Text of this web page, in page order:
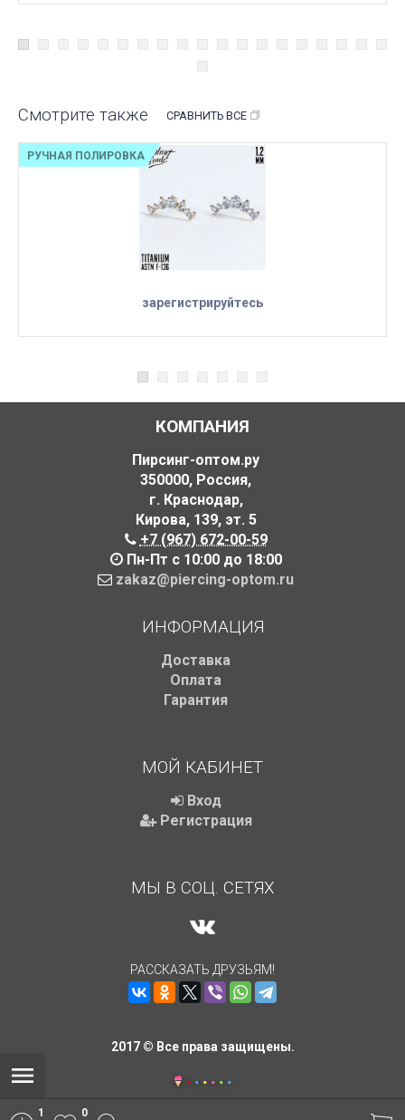
Смотрите также СРАВНИТЬ ВСЕ
зарегистрируйтесь
РУЧНАЯ ПОЛИРОВКА
КОМПАНИЯ
Пирсинг-оптом.ру
350000, Россия,
г. Краснодар,
Кирова, 139, эт. 5
+7 (967) 672-00-59
Пн-Пт с 10:00 до 18:00
zakaz@piercing-optom.ru
ИНФОРМАЦИЯ
Доставка
Оплата
Гарантия
МОЙ КАБИНЕТ
Вход
Регистрация
МЫ В СОЦ. СЕТЯХ
РАССКАЗАТЬ ДРУЗЬЯМ!
2017 © Все права защищены.
1 0